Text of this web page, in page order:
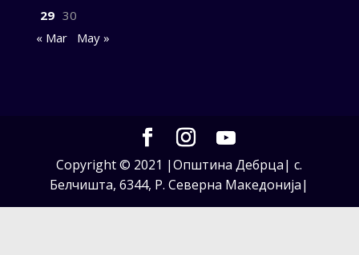
29 30
« Mar
May »
Copyright © 2021 |Општина Дебрца| с.
Белчишта, 6344, Р. Северна Македонија|